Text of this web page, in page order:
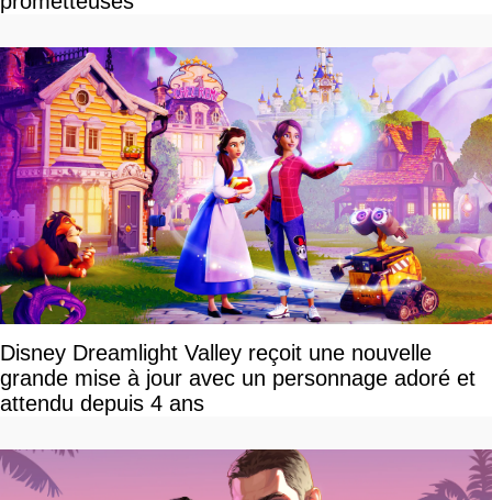
Disney Dreamlight Valley reçoit une nouvelle
grande mise à jour avec un personnage adoré et
attendu depuis 4 ans